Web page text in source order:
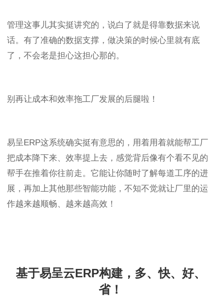
管理这事儿其实挺讲究的，说白了就是得靠数据来说
话。有了准确的数据支撑，做决策的时候心里就有底
了，不会老是担心这担心那的。
别再让成本和效率拖工厂发展的后腿啦！
易呈ERP这系统确实挺有意思的，用着用着就能帮工厂
把成本降下来、效率提上去，感觉背后像有个看不见的
帮手在推着你往前走。它能让你随时了解每道工序的进
展，再加上其他那些智能功能，不知不觉就让厂里的运
作越来越顺畅、越来越高效！
基于易呈云ERP构建，多、快、好、
省！